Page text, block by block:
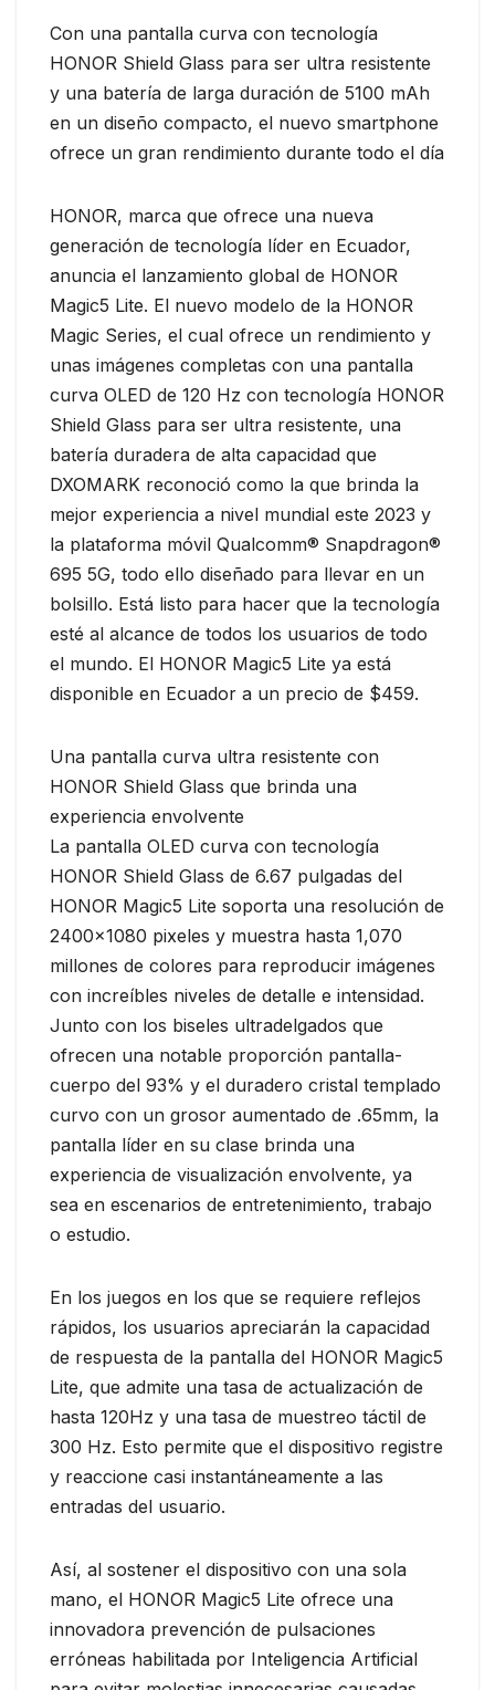
Con una pantalla curva con tecnología
HONOR Shield Glass para ser ultra resistente
y una batería de larga duración de 5100 mAh
en un diseño compacto, el nuevo smartphone
ofrece un gran rendimiento durante todo el día
HONOR, marca que ofrece una nueva
generación de tecnología líder en Ecuador,
anuncia el lanzamiento global de HONOR
Magic5 Lite. El nuevo modelo de la HONOR
Magic Series, el cual ofrece un rendimiento y
unas imágenes completas con una pantalla
curva OLED de 120 Hz con tecnología HONOR
Shield Glass para ser ultra resistente, una
batería duradera de alta capacidad que
DXOMARK reconoció como la que brinda la
mejor experiencia a nivel mundial este 2023 y
la plataforma móvil Qualcomm® Snapdragon®
695 5G, todo ello diseñado para llevar en un
bolsillo. Está listo para hacer que la tecnología
esté al alcance de todos los usuarios de todo
el mundo. El HONOR Magic5 Lite ya está
disponible en Ecuador a un precio de $459.
Una pantalla curva ultra resistente con
HONOR Shield Glass que brinda una
experiencia envolvente
La pantalla OLED curva con tecnología
HONOR Shield Glass de 6.67 pulgadas del
HONOR Magic5 Lite soporta una resolución de
2400×1080 pixeles y muestra hasta 1,070
millones de colores para reproducir imágenes
con increíbles niveles de detalle e intensidad.
Junto con los biseles ultradelgados que
ofrecen una notable proporción pantalla-
cuerpo del 93% y el duradero cristal templado
curvo con un grosor aumentado de .65mm, la
pantalla líder en su clase brinda una
experiencia de visualización envolvente, ya
sea en escenarios de entretenimiento, trabajo
o estudio.
En los juegos en los que se requiere reflejos
rápidos, los usuarios apreciarán la capacidad
de respuesta de la pantalla del HONOR Magic5
Lite, que admite una tasa de actualización de
hasta 120Hz y una tasa de muestreo táctil de
300 Hz. Esto permite que el dispositivo registre
y reaccione casi instantáneamente a las
entradas del usuario.
Así, al sostener el dispositivo con una sola
mano, el HONOR Magic5 Lite ofrece una
innovadora prevención de pulsaciones
erróneas habilitada por Inteligencia Artificial